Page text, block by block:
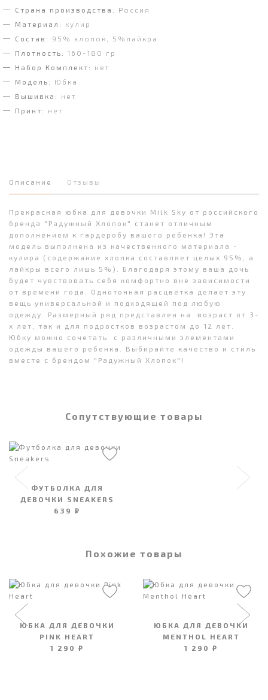
Страна производства:
Россия
Материал:
кулир
Состав:
95% хлопок, 5%лайкра
Плотность: 160-180 гр
Набор Комплект:
нет
Модель:
Юбка
Вышивка:
нет
Принт:
нет
Описание Отзывы
Прекрасная юбка для девочки Milk Sky от российского
бренда "Радужный Хлопок" станет отличным
дополнением к гардеробу вашего ребенка! Эта
модель выполнена из качественного материала -
кулира (содержание хлопка составляет целых 95%, а
лайкры всего лишь 5%). Благодаря этому ваша дочь
будет чувствовать себя комфортно вне зависимости
от времени года. Однотонная расцветка делает эту
вещь универсальной и подходящей под любую
одежду. Размерный ряд представлен на возраст от 3-
х лет, так и для подростков возрастом до 12 лет.
Юбку можно сочетать с различными элементами
одежды вашего ребенка. Выбирайте качество и стиль
вместе с брендом "Радужный Хлопок"!
Сопутствующие товары
ФУТБОЛКА ДЛЯ
ДЕВОЧКИ SNEAKERS
639 ₽
Похожие товары
ЮБКА ДЛЯ ДЕВОЧКИ
PINK HEART
1 290 ₽
ЮБКА ДЛЯ ДЕВОЧКИ
MENTHOL HEART
1 290 ₽